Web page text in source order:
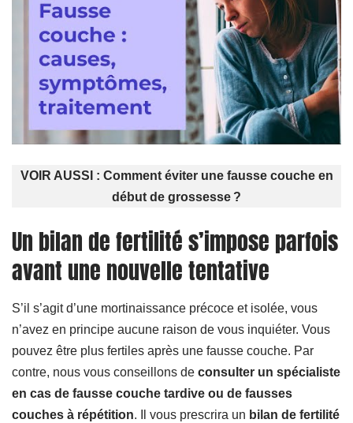
VOIR AUSSI : Comment éviter une fausse couche en
début de grossesse ?
Un bilan de fertilité s’impose parfois
avant une nouvelle tentative
S’il s’agit d’une mortinaissance précoce et isolée, vous
n’avez en principe aucune raison de vous inquiéter. Vous
pouvez être plus fertiles après une fausse couche. Par
contre, nous vous conseillons de consulter un spécialiste
en cas de fausse couche tardive ou de fausses
couches à répétition. Il vous prescrira un bilan de fertilité